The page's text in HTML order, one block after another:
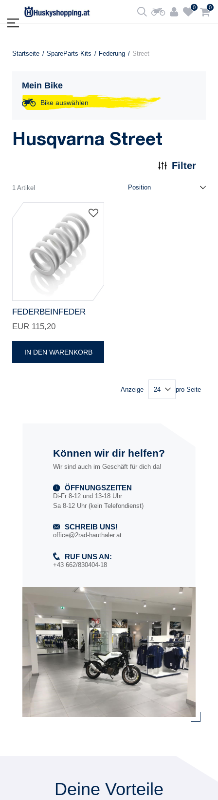
0 0
Startseite SpareParts-Kits Federung Street
Mein Bike
Bike auswählen
Husqvarna Street
Filter
1 Artikel
FEDERBEINFEDER
EUR 115,20
IN DEN WARENKORB
Anzeige pro Seite
Können wir dir helfen?
Wir sind auch im Geschäft für dich da!
ÖFFNUNGSZEITEN
Di-Fr 8-12 und 13-18 Uhr
Sa 8-12 Uhr (kein Telefondienst)
SCHREIB UNS!
office@2rad-hauthaler.at
RUF UNS AN:
+43 662/830404-18
Deine Vorteile